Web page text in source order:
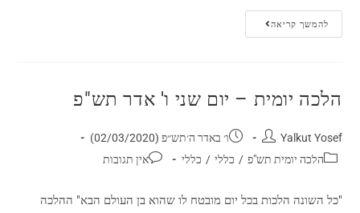
להמשך קריאה
הלכה יומית – יום שני ו' אדר תש"פ
Yalkut Yosef
ו׳ באדר ה׳תש״פ (02/03/2020)
הלכה יומית תש"פ / כללי / כללי אין תגובות
"כל השונה הלכות בכל יום מובטח לו שהוא בן העולם הבא" ההלכה